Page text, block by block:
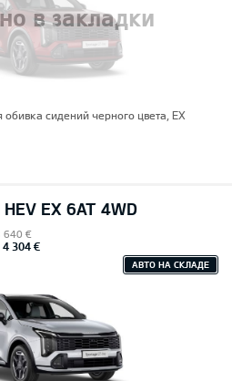
в закладки
сидений черного цвета, EX
EX 6AT 4WD
640 €
4 304 €
АВТО НА СКЛАДЕ